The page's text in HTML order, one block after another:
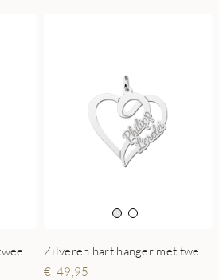
49,95